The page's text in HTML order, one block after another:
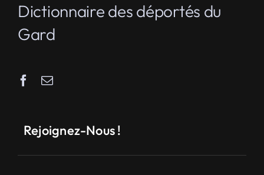
Dictionnaire des déportés du
Gard
Rejoignez-Nous !